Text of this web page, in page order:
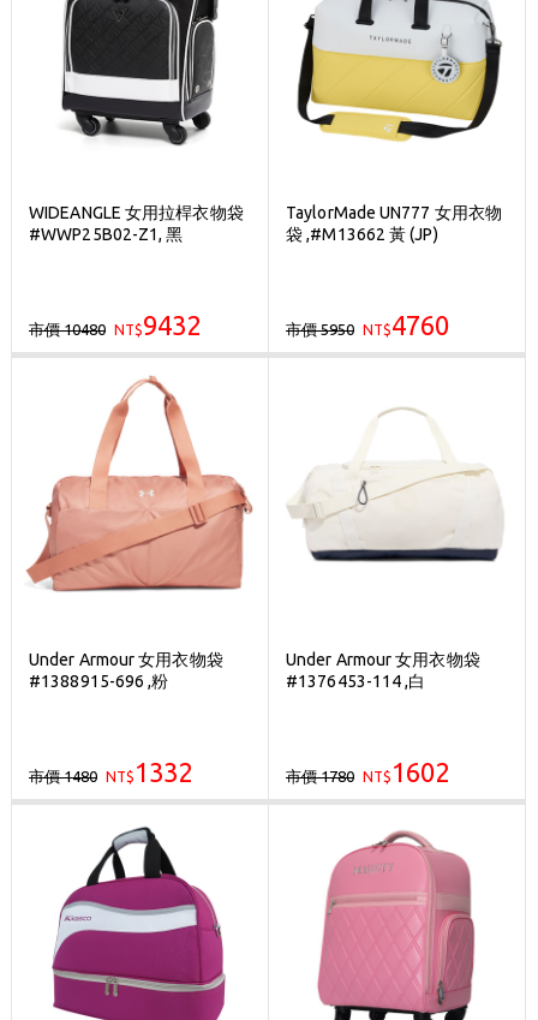
WIDEANGLE 女用拉桿衣物袋
#WWP25B02-Z1, 黑
市價 10480 NT$9432
TaylorMade UN777 女用衣物
袋 ,#M13662 黃 (JP)
市價 5950 NT$4760
Under Armour 女用衣物袋
#1388915-696 ,粉
市價 1480 NT$ 1332
Under Armour 女用衣物袋
#1376453-114 ,白
市價 1780 NT$ 1602